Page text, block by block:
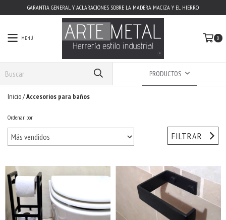
GARANTIA GENERAL Y ACLARACIONES SOBRE LA MADERA MACIZA Y EL HIERRO
MENÚ 0
PRODUCTOS
Inicio/Accesorios para baños
Ordenar por
FILTRAR